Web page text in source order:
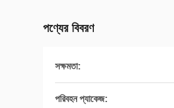
পণ্যের বিবরণ
সক্ষমতা:
পরিবহন প্যাকেজ: